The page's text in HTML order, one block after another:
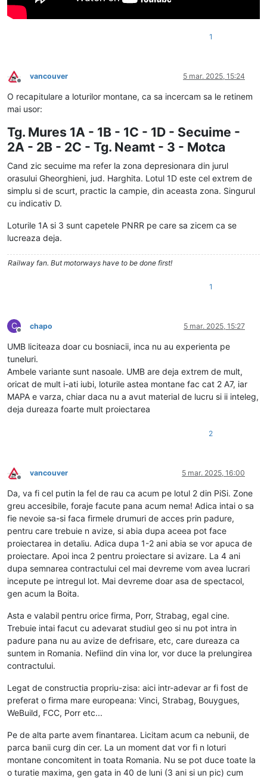
1
Deconectat
vancouver 5 mar. 2025, 15:24
O recapitulare a loturilor montane, ca sa incercam sa le retinem
mai usor:
Tg. Mures 1A - 1B - 1C - 1D - Secuime -
2A - 2B - 2C - Tg. Neamt - 3 - Motca
Cand zic secuime ma refer la zona depresionara din jurul
orasului Gheorghieni, jud. Harghita. Lotul 1D este cel extrem de
simplu si de scurt, practic la campie, din aceasta zona. Singurul
cu indicativ D.
Loturile 1A si 3 sunt capetele PNRR pe care sa zicem ca se
lucreaza deja.
Railway fan. But motorways have to be done first!
1
C
Deconectat
chapo 5 mar. 2025, 15:27
UMB liciteaza doar cu bosniacii, inca nu au experienta pe
tuneluri.
Ambele variante sunt nasoale. UMB are deja extrem de mult,
oricat de mult i-ati iubi, loturile astea montane fac cat 2 A7, iar
MAPA e varza, chiar daca nu a avut material de lucru si ii inteleg,
deja dureaza foarte mult proiectarea
2
Deconectat
vancouver 5 mar. 2025, 16:00
Da, va fi cel putin la fel de rau ca acum pe lotul 2 din PiSi. Zone
greu accesibile, foraje facute pana acum nema! Adica intai o sa
fie nevoie sa-si faca firmele drumuri de acces prin padure,
pentru care trebuie n avize, si abia dupa aceea pot face
proiectarea in detaliu. Adica dupa 1-2 ani abia se vor apuca de
proiectare. Apoi inca 2 pentru proiectare si avizare. La 4 ani
dupa semnarea contractului cel mai devreme vom avea lucrari
incepute pe intregul lot. Mai devreme doar asa de spectacol,
gen acum la Boita.
Asta e valabil pentru orice firma, Porr, Strabag, egal cine.
Trebuie intai facut cu adevarat studiul geo si nu pot intra in
padure pana nu au avize de defrisare, etc, care dureaza ca
suntem in Romania. Nefiind din vina lor, vor duce la prelungirea
contractului.
Legat de constructia propriu-zisa: aici intr-adevar ar fi fost de
preferat o firma mare europeana: Vinci, Strabag, Bouygues,
WeBuild, FCC, Porr etc...
Pe de alta parte avem finantarea. Licitam acum ca nebunii, de
parca banii curg din cer. La un moment dat vor fi n loturi
montane concomitent in toata Romania. Nu se pot duce toate la
o turatie maxima, gen gata in 40 de luni (3 ani si un pic) cum